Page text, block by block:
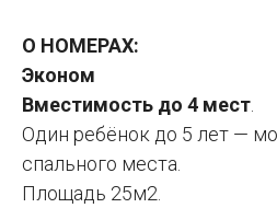
О НОМЕРАХ:
Эконом
Вместимость до 4 мест.
Один ребёнок до 5 лет —
спального места.
Площадь 25м2.